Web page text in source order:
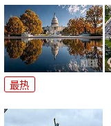
最热